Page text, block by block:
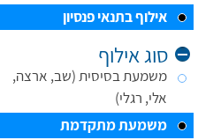
אילוף בתנאי פנסיון
סוג אילוף
משמעת בסיסית (שב, ארצה,
אלי, רגלי)
משמעת מתקדמת